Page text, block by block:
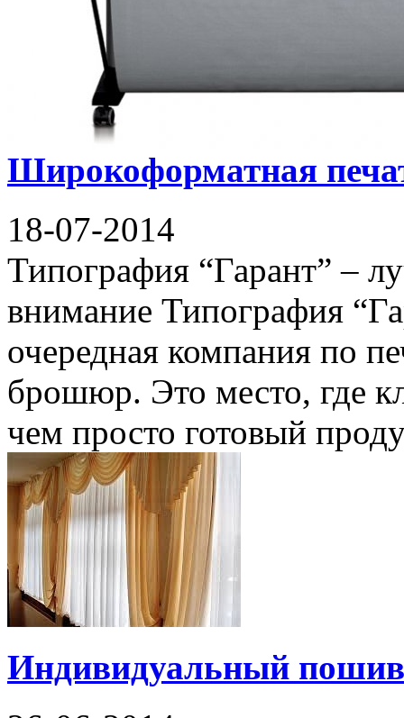
Широкоформатная
18-07-2014
Типография “Гарант” –
внимание Типография
очередная компания по
брошюр. Это место, где
чем просто готовый
Индивидуальный